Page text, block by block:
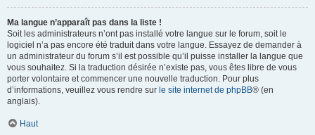
Ma langue n’apparaît pas dans la liste !
Soit les administrateurs n’ont pas installé votre langue sur le forum, soit le
logiciel n’a pas encore été traduit dans votre langue. Essayez de demander à
un administrateur du forum s’il est possible qu’il puisse installer la langue que
vous souhaitez. Si la traduction désirée n’existe pas, vous êtes libre de vous
porter volontaire et commencer une nouvelle traduction. Pour plus
d’informations, veuillez vous rendre sur le site internet de phpBB® (en
anglais).
Haut